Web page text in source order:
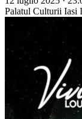
Palatul Culturii Iasi